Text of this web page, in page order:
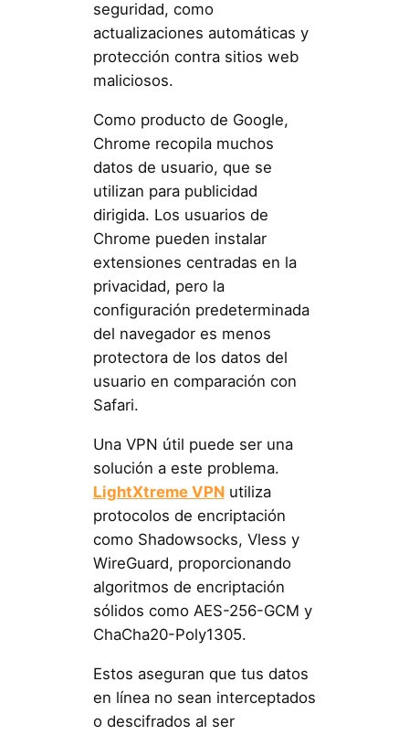
seguridad, como
actualizaciones automáticas y
protección contra sitios web
maliciosos.
Como producto de Google,
Chrome recopila muchos
datos de usuario, que se
utilizan para publicidad
dirigida. Los usuarios de
Chrome pueden instalar
extensiones centradas en la
privacidad, pero la
configuración predeterminada
del navegador es menos
protectora de los datos del
usuario en comparación con
Safari.
Una VPN útil puede ser una
solución a este problema.
LightXtreme VPNutiliza
protocolos de encriptación
como Shadowsocks, Vless y
WireGuard, proporcionando
algoritmos de encriptación
sólidos como AES-256-GCM y
ChaCha20-Poly1305.
Estos aseguran que tus datos
en línea no sean interceptados
o descifrados al ser